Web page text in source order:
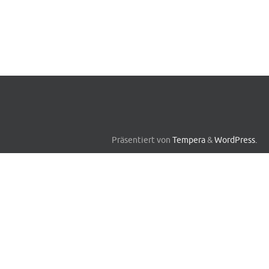
Präsentiert von Tempera&WordPress.